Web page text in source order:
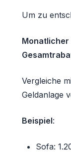
Um zu
Monatlicher
Vergleiche
Geldanlage
Beispiel:
Sofa: